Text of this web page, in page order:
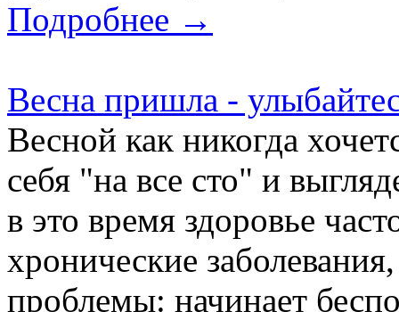
Подробнее →
Весна пришла -
Весной как никогда
себя "на все сто" и
в это время здоровье
хронические
проблемы: начинает